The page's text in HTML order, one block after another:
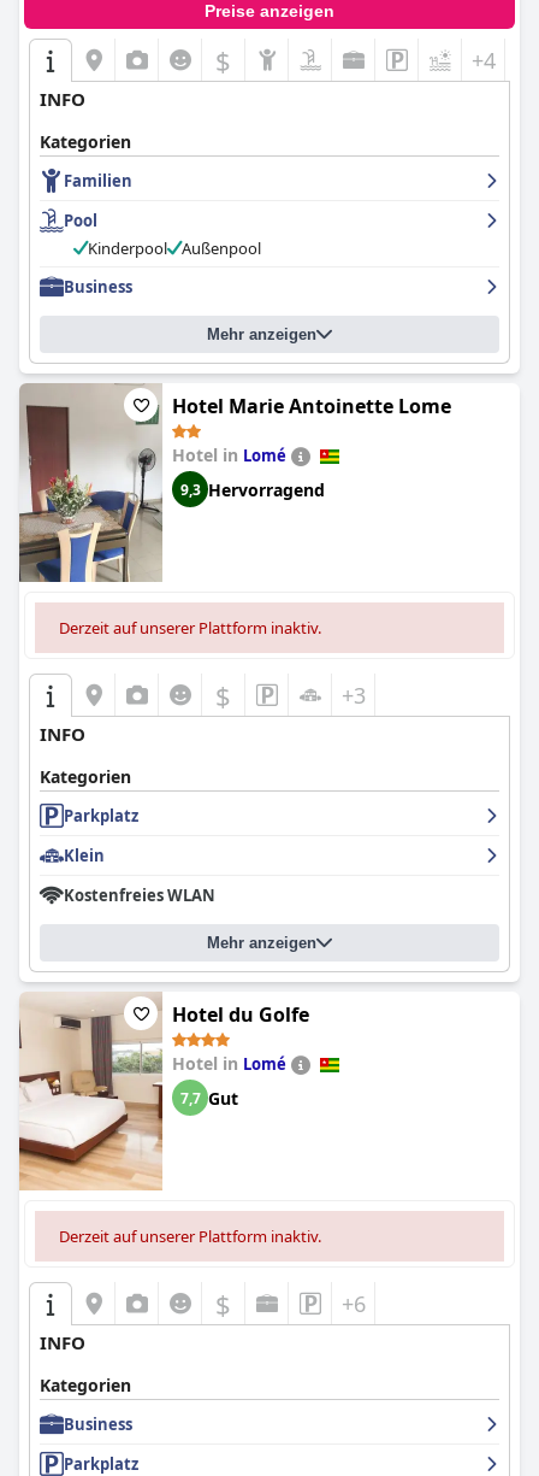
Preise anzeigen
$ +4
INFO
Kategorien
Familien
Pool
Kinderpool
Außenpool
Business
Mehr anzeigen
Hotel Marie Antoinette Lome
Hotel in Lomé
9,3 Hervorragend
Derzeit auf unserer Plattform inaktiv.
$ +3
INFO
Kategorien
Parkplatz
Klein
Kostenfreies WLAN
Mehr anzeigen
Hotel du Golfe
Hotel in Lomé
7,7 Gut
Derzeit auf unserer Plattform inaktiv.
$ +6
INFO
Kategorien
Business
Parkplatz